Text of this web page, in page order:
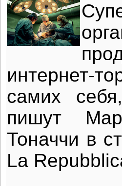
интернет-
самих
пишут
Тоначчи в
La